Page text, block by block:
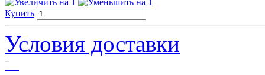
Купить
Условия доставки